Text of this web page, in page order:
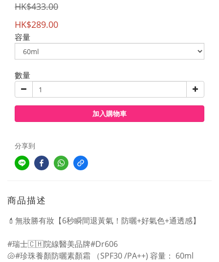
HK$433.00
HK$289.00
容量
數量
加入購物車
分享到
商品描述
💄無妝勝有妝【6秒瞬間退黃氣！防曬+好氣色+通透感】
#瑞士🇨🇭院線醫美品牌#Dr606
🐚#珍珠養顏防曬素顏霜 （SPF30 /PA++) 容量： 60ml